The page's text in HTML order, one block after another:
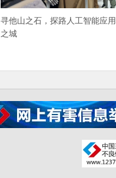
寻他山之石，探路人工智能应用
之城